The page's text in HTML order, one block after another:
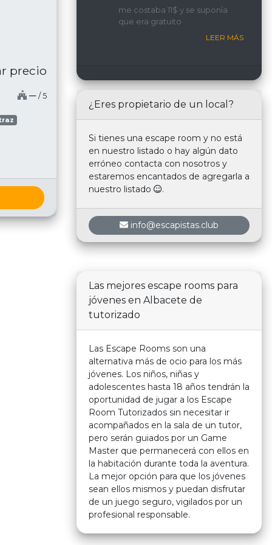
precio
─ / 5
interacción constante con
nosotros.
me costaba 11$ y se suponía
que era gratuito
LEER MÁS
¿Eres propietario de un local?
Si tienes una escape room y no está
en nuestro listado o hay algún dato
erróneo contacta con nosotros y
estaremos encantados de agregarla a
nuestro listado
.
info@escapistas.club
Las mejores escape rooms para
jóvenes en Albacete de
tutorizado
Las Escape Rooms son una
alternativa más de ocio para los más
jóvenes. Los niños, niñas y
adolescentes hasta 18 años tendrán la
oportunidad de jugar a los Escape
Room Tutorizados sin necesitar ir
acompañados en la sala de un tutor,
pero serán guiados por un Game
Master que permanecerá con ellos en
la habitación durante toda la aventura.
La mejor opción para que los jóvenes
sean ellos mismos y puedan disfrutar
de un juego seguro, vigilados por un
profesional responsable.